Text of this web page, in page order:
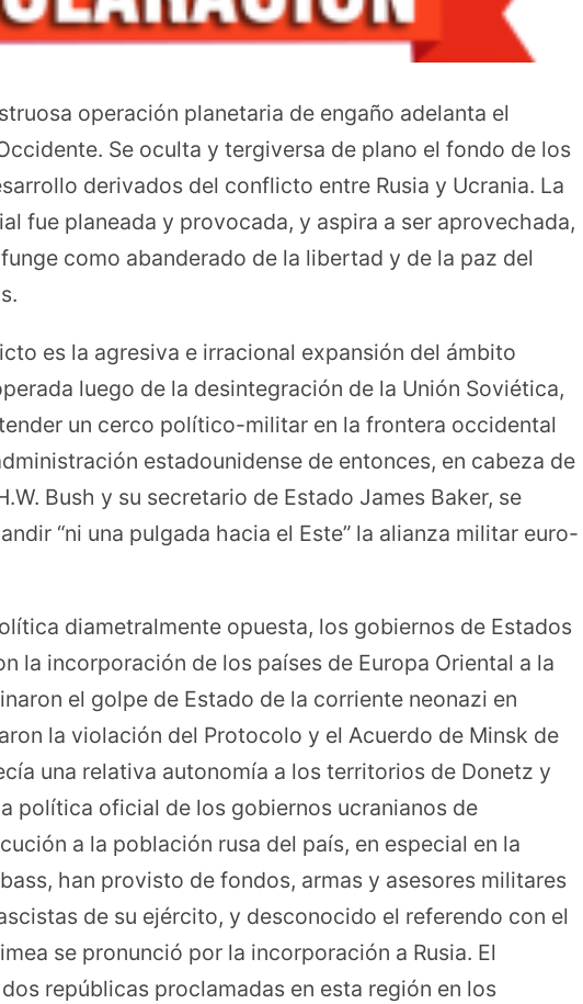
operación planetaria de engaño adelanta el
Se oculta y tergiversa de plano el fondo de los
derivados del conflicto entre Rusia y Ucrania. La
fue planeada y provocada, y aspira a ser aprovechada,
como abanderado de la libertad y de la paz del
es la agresiva e irracional expansión del ámbito
luego de la desintegración de la Unión Soviética,
un cerco político-militar en la frontera occidental
estadounidense de entonces, en cabeza de
Bush y su secretario de Estado James Baker, se
“ni una pulgada hacia el Este” la alianza militar euro-
diametralmente opuesta, los gobiernos de Estados
la incorporación de los países de Europa Oriental a la
el golpe de Estado de la corriente neonazi en
la violación del Protocolo y el Acuerdo de Minsk de
una relativa autonomía a los territorios de Donetz y
política oficial de los gobiernos ucranianos de
a la población rusa del país, en especial en la
han provisto de fondos, armas y asesores militares
de su ejército, y desconocido el referendo con el
se pronunció por la incorporación a Rusia. El
repúblicas proclamadas en esta región en los